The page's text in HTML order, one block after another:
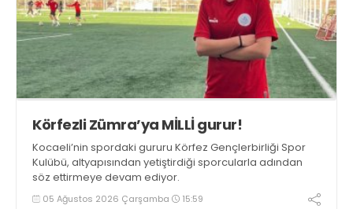
Körfezli Zümra’ya MİLLİ gurur!
Kocaeli’nin spordaki gururu Körfez Gençlerbirliği Spor
Kulübü, altyapısından yetiştirdiği sporcularla adından
söz ettirmeye devam ediyor.
05 Ağustos 2026 Çarşamba 15:59